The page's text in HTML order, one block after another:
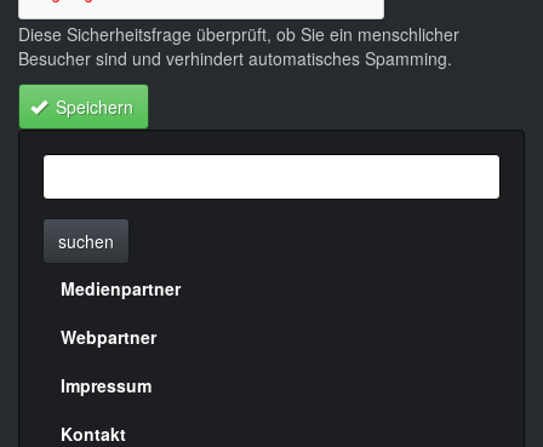
Diese Sicherheitsfrage überprüft, ob Sie ein menschlicher
Besucher sind und verhindert automatisches Spamming.
Speichern
suchen
Menülinks
rechte
Seite
Medienpartner
Webpartner
Impressum
Kontakt